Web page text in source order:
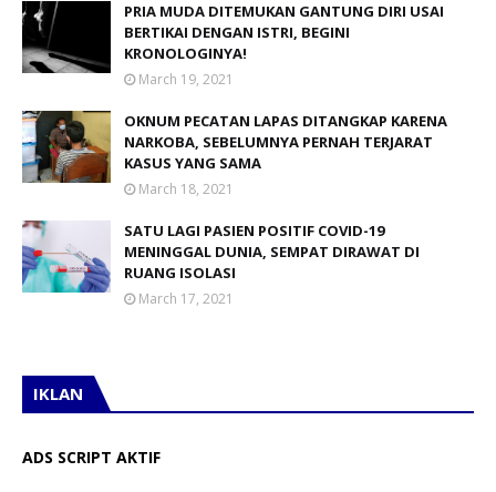
PRIA MUDA DITEMUKAN GANTUNG DIRI USAI
BERTIKAI DENGAN ISTRI, BEGINI
KRONOLOGINYA!
March 19, 2021
OKNUM PECATAN LAPAS DITANGKAP KARENA
NARKOBA, SEBELUMNYA PERNAH TERJARAT
KASUS YANG SAMA
March 18, 2021
SATU LAGI PASIEN POSITIF COVID-19
MENINGGAL DUNIA, SEMPAT DIRAWAT DI
RUANG ISOLASI
March 17, 2021
IKLAN
ADS SCRIPT AKTIF